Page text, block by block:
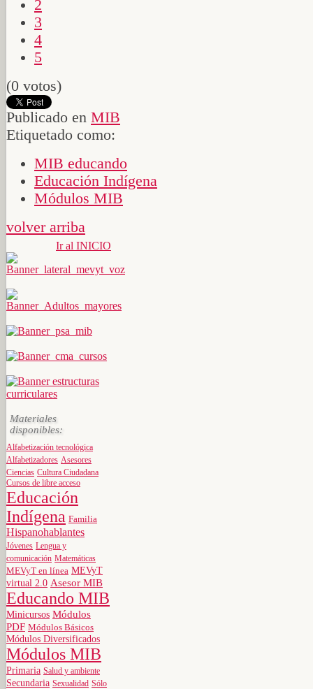
2
3
4
5
(0 votos)
Publicado en MIB
Etiquetado como:
MIB educando
Educación Indígena
Módulos MIB
volver arriba
Ir al INICIO
Materiales
disponibles:
Alfabetización tecnológica
Alfabetizadores Asesores
Ciencias Cultura Ciudadana
Cursos de libre acceso
Educación
Indígena Familia
Hispanohablantes
Jóvenes Lengua y
comunicación Matemáticas
MEVyT en línea MEVyT
virtual 2.0 Asesor MIB
Educando MIB
Minicursos Módulos
PDF Módulos Básicos
Módulos Diversificados
Módulos MIB
Primaria Salud y ambiente
Secundaria Sexualidad Sólo